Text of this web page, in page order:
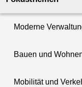
Moderne
Bauen und
Mobilität und